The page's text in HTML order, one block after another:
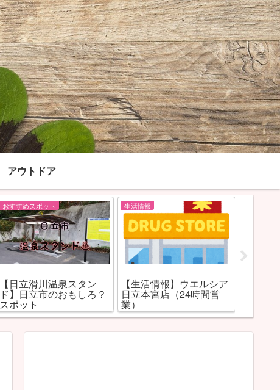
アウトドア
おすすめスポット
【日立滑川温泉スタン
ド】日立市のおもしろ？
スポット
生活情報
【生活情報】ウエルシア
日立本宮店（24時間営
業）
ンを調